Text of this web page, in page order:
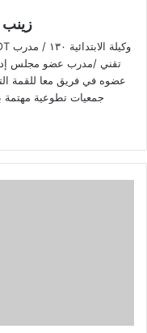
زينب
تقني /مدرب عضو مجلس
جمعيات تطوعية مهتمة
TIMSS